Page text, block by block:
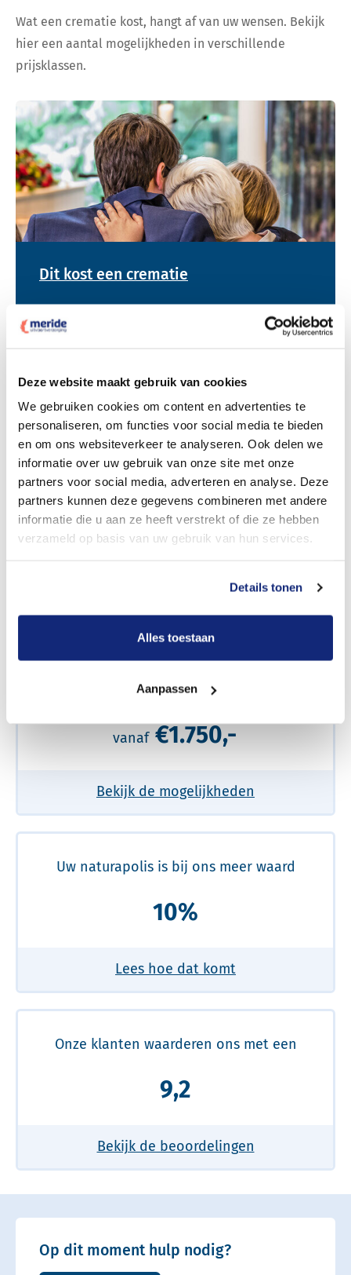
Deze website maakt gebruik van cookies
We gebruiken cookies om content en advertenties te
personaliseren, om functies voor social media te bieden
en om ons websiteverkeer te analyseren. Ook delen we
informatie over uw gebruik van onze site met onze
partners voor social media, adverteren en analyse. Deze
partners kunnen deze gegevens combineren met andere
informatie die u aan ze heeft verstrekt of die ze hebben
verzameld op basis van uw gebruik van hun services.
Details tonen
Alles toestaan
Aanpassen
Wat een crematie kost, hangt af van uw wensen. Bekijk
hier een aantal mogelijkheden in verschillende
prijsklassen.
Dit kost een crematie
Bekijk tarieven voor crematie
Dit kost een begrafenis
Bekijk tarieven voor begrafenis
Een volledig verzorgde uitvaart
vanaf €1.750,-
Bekijk de mogelijkheden
Uw naturapolis is bij ons meer waard
10%
Lees hoe dat komt
Onze klanten waarderen ons met een
9,2
Bekijk de beoordelingen
Op dit moment hulp nodig?